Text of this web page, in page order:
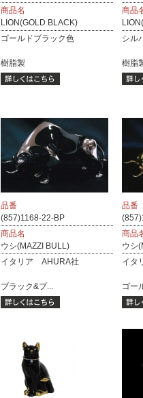
商品名
LION(GOLD BLACK)
ゴールドブラック色
樹脂製
商品
シル
樹脂
品番
(857)1168-22-BP
商品名
ウシ(MAZZI BULL)
イタリア AHURA社
ブラック&プ...
品番
商品
ウシ
イ
ゴー